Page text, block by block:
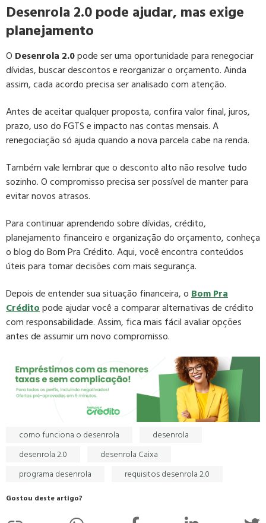
Desenrola 2.0 pode ajudar, mas exige
planejamento
O Desenrola 2.0pode ser uma oportunidade para renegociar
dívidas, buscar descontos e reorganizar o orçamento. Ainda
assim, cada acordo precisa ser analisado com atenção.
Antes de aceitar qualquer proposta, confira valor final, juros,
prazo, uso do FGTS e impacto nas contas mensais. A
renegociação só ajuda quando a nova parcela cabe na renda.
Também vale lembrar que o desconto alto não resolve tudo
sozinho. O compromisso precisa ser possível de manter para
evitar novos atrasos.
Para continuar aprendendo sobre dívidas, crédito,
planejamento financeiro e organização do orçamento, conheça
o blog do Bom Pra Crédito. Aqui, você encontra conteúdos
úteis para tomar decisões com mais segurança.
Depois de entender sua situação financeira, oBom Pra
Créditopode ajudar você a comparar alternativas de crédito
com responsabilidade. Assim, fica mais fácil avaliar opções
antes de assumir um novo compromisso.
Gostou deste artigo?
como funciona o desenrola
desenrola
desenrola 2.0
desenrola Caixa
programa desenrola
requisitos desenrola 2.0